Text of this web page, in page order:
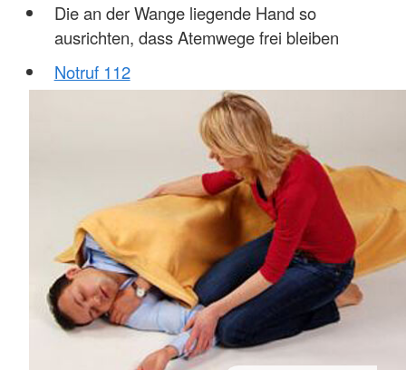
Die an der Wange liegende Hand so
ausrichten, dass Atemwege frei bleiben
Notruf 112